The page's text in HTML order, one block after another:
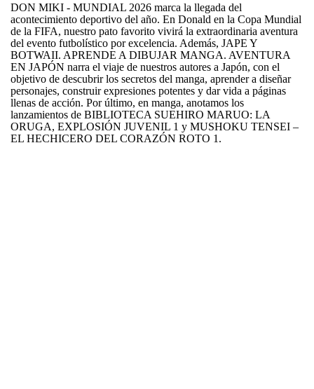
DON MIKI - MUNDIAL 2026 marca la llegada del
acontecimiento deportivo del año. En Donald en la Copa Mundial
de la FIFA, nuestro pato favorito vivirá la extraordinaria aventura
del evento futbolístico por excelencia. Además, JAPE Y
BOTWAII. APRENDE A DIBUJAR MANGA. AVENTURA
EN JAPÓN narra el viaje de nuestros autores a Japón, con el
objetivo de descubrir los secretos del manga, aprender a diseñar
personajes, construir expresiones potentes y dar vida a páginas
llenas de acción. Por último, en manga, anotamos los
lanzamientos de BIBLIOTECA SUEHIRO MARUO: LA
ORUGA, EXPLOSIÓN JUVENIL 1 y MUSHOKU TENSEI –
EL HECHICERO DEL CORAZÓN ROTO 1.